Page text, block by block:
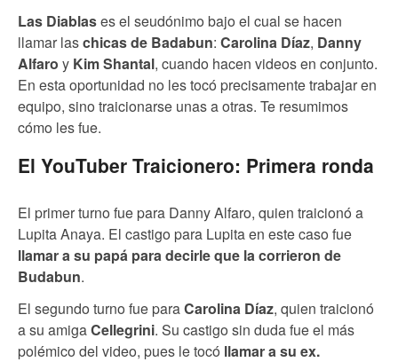
Las Diablases el seudónimo bajo el cual se hacen
llamar laschicas de Badabun: Carolina Díaz, Danny
Alfaro y Kim Shantal, cuando hacen videos en conjunto.
En esta oportunidad no les tocó precisamente trabajar en
equipo, sino traicionarse unas a otras. Te resumimos
cómo les fue.
El YouTuber Traicionero: Primera ronda
El primer turno fue para Danny Alfaro, quien traicionó a
Lupita Anaya. El castigo para Lupita en este caso fue
llamar a su papá para decirle que la corrieron de
Budabun.
El segundo turno fue paraCarolina Díaz, quien traicionó
a su amigaCellegrini. Su castigo sin duda fue el más
polémico del video, pues le tocó llamar a su ex.